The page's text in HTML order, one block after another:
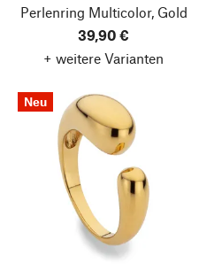
Perlenring Multicolor, Gold
39,90 €
+ weitere Varianten
Neu